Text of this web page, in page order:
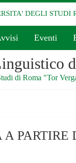
DEGLI STUDI
Eventi
di Roma "Tor
PARTIRE